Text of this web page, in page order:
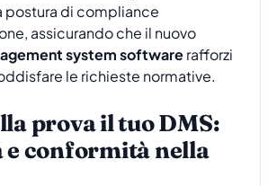
di compliance
assicurando che il nuovo
system softwarerafforzi
le richieste normative.
prova il tuo DMS:
e conformità nella